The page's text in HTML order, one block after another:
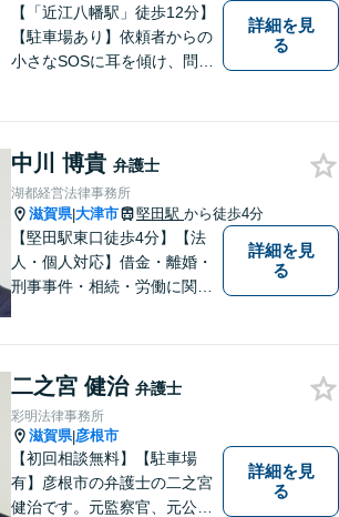
ます。
【「近江八幡駅」徒歩12分】
【駐車場あり】依頼者からの
小さなSOSに耳を傾け、問題
相談ください。
詳細を見
る
中川 博貴 弁護士
湖都経営法律事務所
滋賀県|大津市 堅田駅 から徒歩4分
【堅田駅東口徒歩4分】【法
人・個人対応】借金・離婚・
刑事事件・相続・労働に関す
お話をお聞かせください。
【無料駐車場あり】
詳細を見
る
二之宮 健治 弁護士
彩明法律事務所
滋賀県|彦根市
【初回相談無料】【駐車場
有】彦根市の弁護士の二之宮
健治です。元監察官、元公務
詳細を見
る